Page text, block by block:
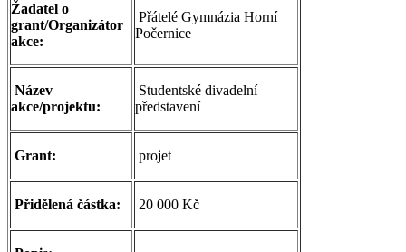
Žadatel o
grant/Organizátor
akce:
Přátelé Gymnázia Horní
Počernice
Název
akce/projektu:
Studentské divadelní
představení
Grant: projet
Přidělená částka: 20 000 Kč